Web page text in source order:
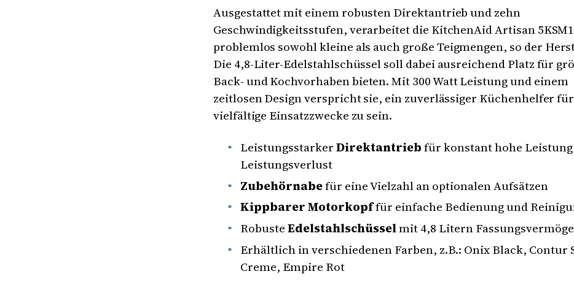
Ausgestattet mit einem robusten Direktantrieb und zehn
Geschwindigkeitsstufen, verarbeitet die KitchenAid Artisan
problemlos sowohl kleine als auch große Teigmengen, so der
Die 4,8-Liter-Edelstahlschüssel soll dabei ausreichend Platz für
Back- und Kochvorhaben bieten. Mit 300 Watt Leistung und einem
zeitlosen Design verspricht sie, ein zuverlässiger Küchenhelfer für
vielfältige Einsatzzwecke zu sein.
LeistungsstarkerDirektantriebfür konstant hohe
Leistungsverlust
Zubehörnabefür eine Vielzahl an optionalen Aufsätzen
Kippbarer Motorkopffür einfache Bedienung und
RobusteEdelstahlschüsselmit 4,8 Litern
Erhältlich in verschiedenen Farben, z.B.: Onix Black, Contur
Creme, Empire Rot